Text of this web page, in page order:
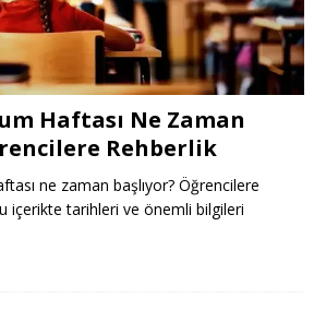
Haftası Ne Zaman
Rehberlik
ne zaman başlıyor? Öğrencilere
içerikte tarihleri ve önemli bilgileri